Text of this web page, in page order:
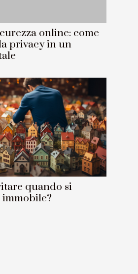
online: come
privacy in un
quando si